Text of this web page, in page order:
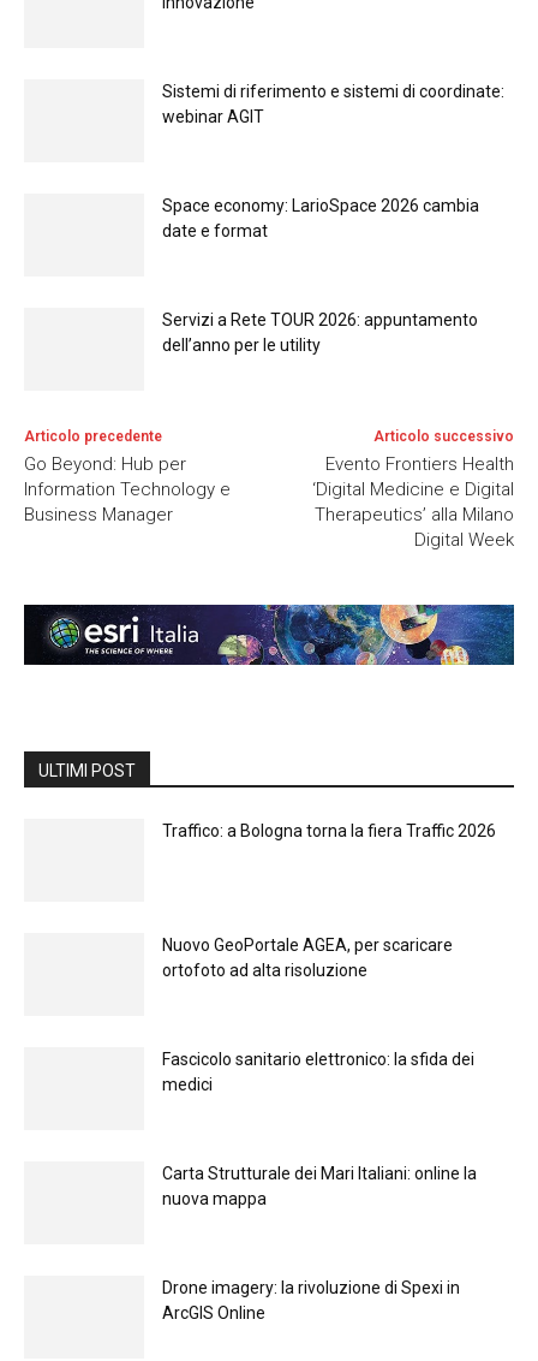
Sistemi di riferimento e sistemi di coordinate:
webinar AGIT
Space economy: LarioSpace 2026 cambia
date e format
Servizi a Rete TOUR 2026: appuntamento
dell’anno per le utility
Articolo precedente
Go Beyond: Hub per
Information Technology e
Business Manager
Articolo successivo
Evento Frontiers Health
‘Digital Medicine e Digital
Therapeutics’ alla Milano
Digital Week
ULTIMI POST
Traffico: a Bologna torna la fiera Traffic 2026
Nuovo GeoPortale AGEA, per scaricare
ortofoto ad alta risoluzione
Fascicolo sanitario elettronico: la sfida dei
medici
Carta Strutturale dei Mari Italiani: online la
nuova mappa
Drone imagery: la rivoluzione di Spexi in
ArcGIS Online